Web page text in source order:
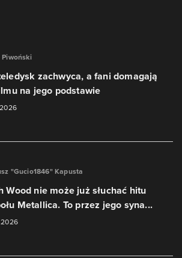
zachwyca, a fani domagają
na jego podstawie
"Gucio1846" Kapusta
Wood nie może już słuchać hitu
Metallica. To przez jego syna...